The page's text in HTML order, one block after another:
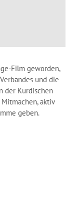
Film geworden,
und die
der Kurdischen
aktiv
geben.